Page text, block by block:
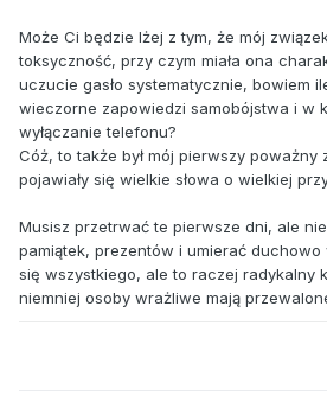
Może Ci będzie lżej z tym, że mój
toksyczność, przy czym miała ona
uczucie gasło systematycznie, bowiem
wieczorne zapowiedzi samobójstwa i w
wyłączanie telefonu?
Cóż, to także był mój pierwszy poważny
pojawiały się wielkie słowa o wielkiej
Musisz przetrwać te pierwsze dni, ale
pamiątek, prezentów i umierać duchowo
się wszystkiego, ale to raczej radykalny
niemniej osoby wrażliwe mają